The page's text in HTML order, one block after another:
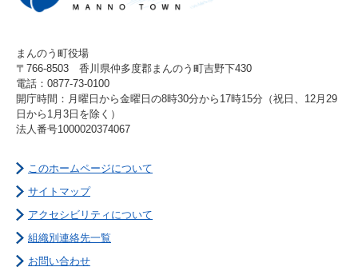
まんのう町役場
〒766-8503 香川県仲多度郡まんのう町吉野下430
電話：0877-73-0100
開庁時間：月曜日から金曜日の8時30分から17時15分（祝日、12月29
日から1月3日を除く）
法人番号1000020374067
このホームページについて
サイトマップ
アクセシビリティについて
組織別連絡先一覧
お問い合わせ